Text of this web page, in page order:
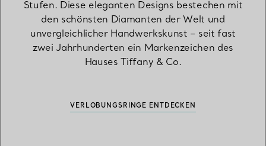
Stufen. Diese eleganten Designs bestechen mit
den schönsten Diamanten der Welt und
unvergleichlicher Handwerkskunst – seit fast
zwei Jahrhunderten ein Markenzeichen des
Hauses Tiffany & Co.
VERLOBUNGSRINGE ENTDECKEN